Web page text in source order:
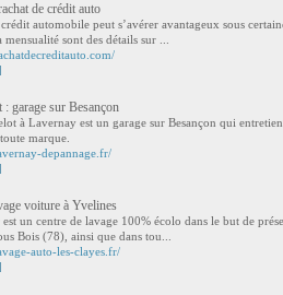
de crédit auto
automobile peut s’avérer avantageux sous
mensualité sont des détails sur ...
: garage sur Besançon
à Lavernay est un garage sur Besançon qui
marque.
depannage.fr/
voiture à Yvelines
est un centre de lavage 100% écolo dans le but de
Bois (78), ainsi que dans tou...
auto-les-clayes.fr/